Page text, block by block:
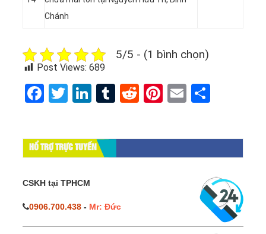
Chánh
5/5 - (1 bình chọn)
Post Views: 689
Facebook
Twitter
LinkedIn
Tumblr
RedditPinterest
Email
HỔ TRỢ TRỰC TUYẾN
CSKH tại TPHCM
0906.700.438 - Mr: Đức